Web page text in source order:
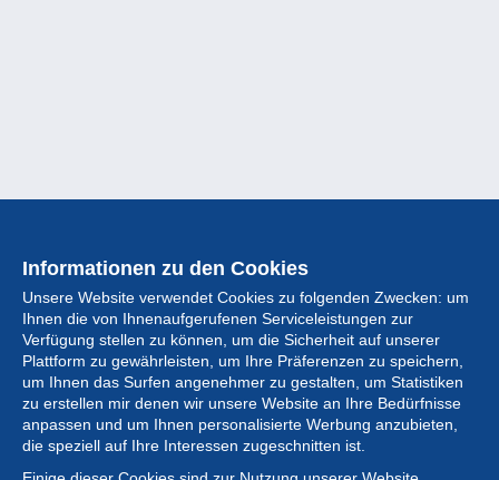
Informationen zu den Cookies
Unsere Website verwendet Cookies zu folgenden Zwecken: um
Ihnen die von Ihnenaufgerufenen Serviceleistungen zur
Verfügung stellen zu können, um die Sicherheit auf unserer
Plattform zu gewährleisten, um Ihre Präferenzen zu speichern,
um Ihnen das Surfen angenehmer zu gestalten, um Statistiken
zu erstellen mir denen wir unsere Website an Ihre Bedürfnisse
anpassen und um Ihnen personalisierte Werbung anzubieten,
die speziell auf Ihre Interessen zugeschnitten ist.
Sammlung